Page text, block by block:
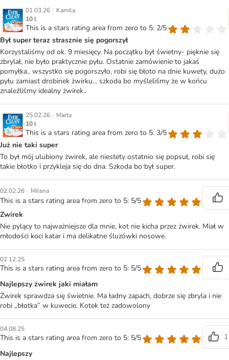
01.03.26 | Kamila
10 l
This is a stars rating area from zero to 5: 2/5
Był super teraz strasznie się pogorszył
Korzystaliśmy od ok. 9 miesięcy. Na początku był świetny- pięknie się
zbrylał, nie było praktycznie pyłu. Ostatnie zamówienie to jakaś
pomyłka.. wszystko się pogorszyło, robi się błoto na dnie kuwety, dużo
pyłu zamiast drobinek żwirku... szkoda bo myśleliśmy że w końcu
znaleźliśmy idealny żwirek..
25.02.26 | Marta
10 l
This is a stars rating area from zero to 5: 3/5
Już nie taki super
To był mój ulubiony żwirek, ale niestety ostatnio się popsuł, robi się
takie błotko i przykleja się do dna. Szkoda bo był super.
02.02.26 | Milena
This is a stars rating area from zero to 5: 5/5
Zwirek
Nie pylący to najważniejsze dla mnie, kot nie kicha przez żwirek. Miał w
młodości koci katar i ma delikatne śluzówki nosowe.
02.12.25
This is a stars rating area from zero to 5: 5/5
Najlepszy żwirek jaki miałam
Żwirek sprawdza się świetnie. Ma ładny zapach, dobrze się zbryla i nie
robi „błotka” w kuwecie. Kotek też zadowolony
04.08.25
This is a stars rating area from zero to 5: 5/5
1
Najlepszy